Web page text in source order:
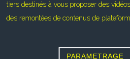
tiers destinés à vous proposer des
des remontées de contenus de
PARAMETRAGE
MEDIAS.FR